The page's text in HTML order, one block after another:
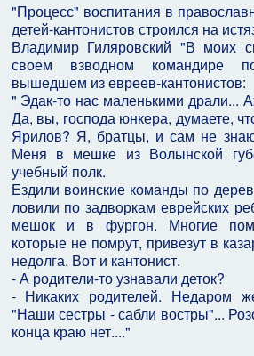
"Процесс" воспитания в
детей-кантонистов строился на
Владимир Гиляровский "В моих
своем взводном командире
вышедшем из евреев-кантонистов:
" Эдак-то нас маленькими драли...
Да, вы, господа юнкера, думаете,
Ярилов? Я, братцы, и сам не
Меня в мешке из Волынской
учебный полк.
Ездили воинские команды по
ловили по задворкам еврейских
мешок и в фургон. Многие
которые не помрут, привезут в
недолга. Вот и кантонист.
- А родители-то узнавали деток?
- Никаких родителей. Недаром
"Наши сестры - сабли востры"...
конца краю нет...."